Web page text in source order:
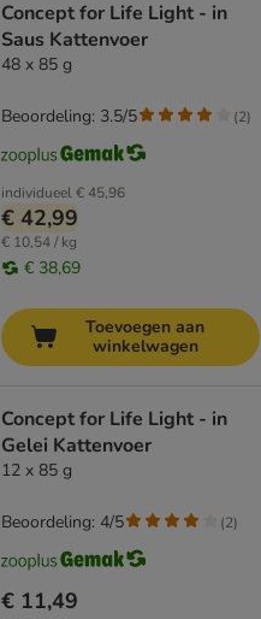
Concept for Life Light - in
Saus Kattenvoer
48 x 85 g
individueel€ 45,96
€ 42,99
€ 10,54 / kg
€ 38,69
Beoordeling: 3.5/5 (2)
Toevoegen aan
winkelwagen
Concept for Life Light - in
Gelei Kattenvoer
12 x 85 g
€ 11,49
Beoordeling: 4/5 (2)